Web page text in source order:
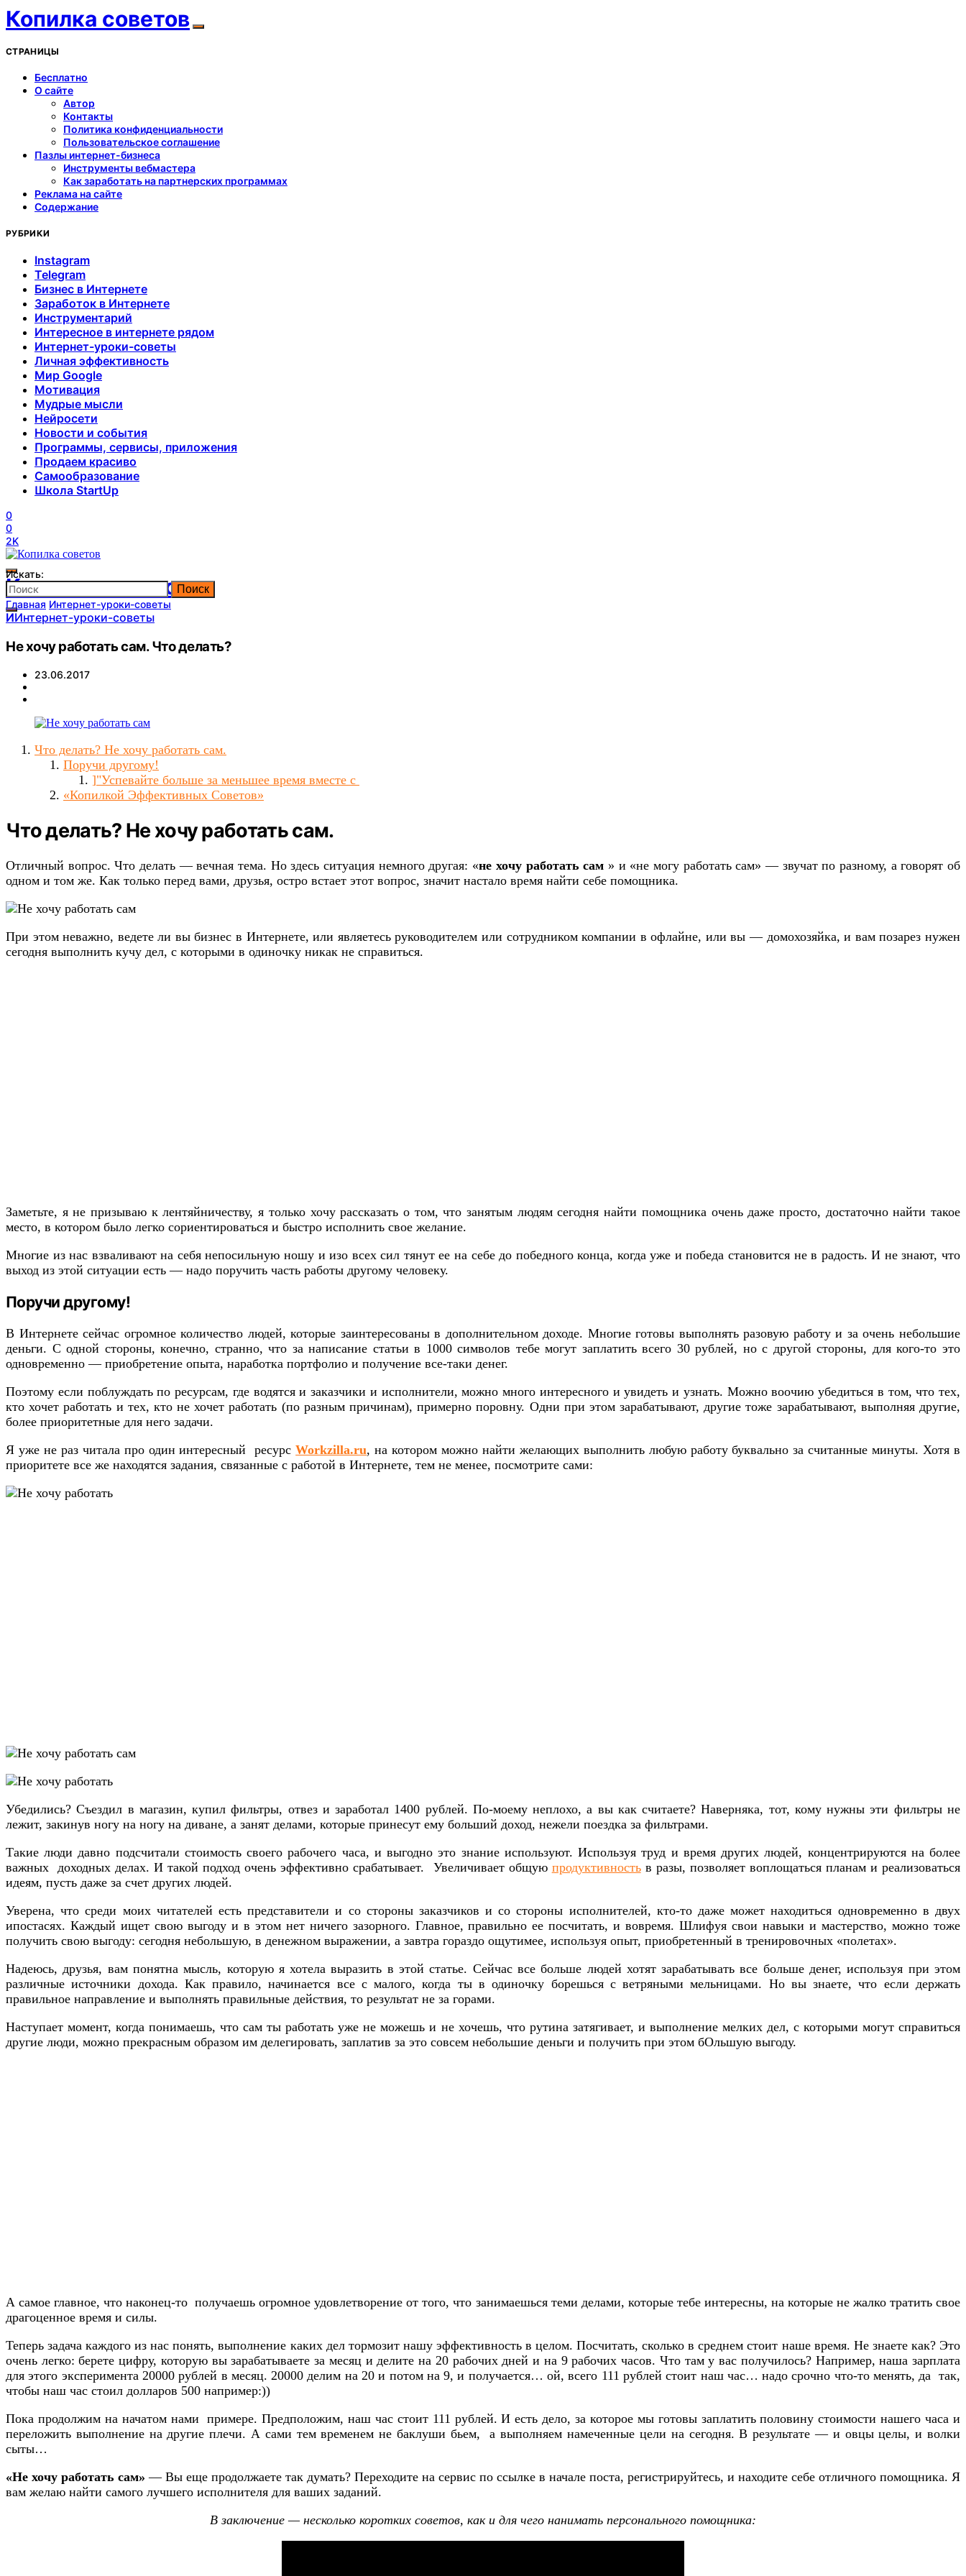
Копилка советов
СТРАНИЦЫ
Бесплатно
О сайте
Автор
Контакты
Политика конфиденциальности
Пользовательское соглашение
Пазлы интернет-бизнеса
Инструменты вебмастера
Как заработать на партнерских программах
Реклама на сайте
Содержание
РУБРИКИ
Instagram
Telegram
Бизнес в Интернете
Заработок в Интернете
Инструментарий
Интересное в интернете рядом
Интернет-уроки-советы
Личная эффективность
Мир Google
Мотивация
Мудрые мысли
Нейросети
Новости и события
Программы, сервисы, приложения
Продаем красиво
Самообразование
Школа StartUp
0
0
2K
Копилка советов
Искать:
Поиск
Главная Интернет-уроки-советы
ИИнтернет-уроки-советы
Не хочу работать сам. Что делать?
23.06.2017
Что делать? Не хочу работать сам.
Поручи другому!
]"Успевайте больше за меньшее время вместе с
«Копилкой Эффективных Советов»
Что делать? Не хочу работать сам.
Отличный вопрос. Что делать — вечная тема. Но здесь ситуация немного другая: «не хочу работать сам » и «не могу работать сам» — звучат по разному, а говорят об
одном и том же. Как только перед вами, друзья, остро встает этот вопрос, значит настало время найти себе помощника.
При этом неважно, ведете ли вы бизнес в Интернете, или являетесь руководителем или сотрудником компании в офлайне, или вы — домохозяйка, и вам позарез нужен
сегодня выполнить кучу дел, с которыми в одиночку никак не справиться.
Заметьте, я не призываю к лентяйничеству, я только хочу рассказать о том, что занятым людям сегодня найти помощника очень даже просто, достаточно найти такое
место, в котором было легко сориентироваться и быстро исполнить свое желание.
Многие из нас взваливают на себя непосильную ношу и изо всех сил тянут ее на себе до победного конца, когда уже и победа становится не в радость. И не знают, что
выход из этой ситуации есть — надо поручить часть работы другому человеку.
Поручи другому!
В Интернете сейчас огромное количество людей, которые заинтересованы в дополнительном доходе. Многие готовы выполнять разовую работу и за очень небольшие
деньги. С одной стороны, конечно, странно, что за написание статьи в 1000 символов тебе могут заплатить всего 30 рублей, но с другой стороны, для кого-то это
одновременно — приобретение опыта, наработка портфолио и получение все-таки денег.
Поэтому если поблуждать по ресурсам, где водятся и заказчики и исполнители, можно много интересного и увидеть и узнать. Можно воочию убедиться в том, что тех,
кто хочет работать и тех, кто не хочет работать (по разным причинам), примерно поровну. Одни при этом зарабатывают, другие тоже зарабатывают, выполняя другие,
более приоритетные для него задачи.
Я уже не раз читала про один интересный ресурсWorkzilla.ru, на котором можно найти желающих выполнить любую работу буквально за считанные минуты. Хотя в
приоритете все же находятся задания, связанные с работой в Интернете, тем не менее, посмотрите сами:
Убедились? Съездил в магазин, купил фильтры, отвез и заработал 1400 рублей. По-моему неплохо, а вы как считаете? Наверняка, тот, кому нужны эти фильтры не
лежит, закинув ногу на ногу на диване, а занят делами, которые принесут ему больший доход, нежели поездка за фильтрами.
Такие люди давно подсчитали стоимость своего рабочего часа, и выгодно это знание используют. Используя труд и время других людей, концентрируются на более
важных доходных делах. И такой подход очень эффективно срабатывает. Увеличивает общую продуктивностьв разы, позволяет воплощаться планам и реализоваться
идеям, пусть даже за счет других людей.
Уверена, что среди моих читателей есть представители и со стороны заказчиков и со стороны исполнителей, кто-то даже может находиться одновременно в двух
ипостасях. Каждый ищет свою выгоду и в этом нет ничего зазорного. Главное, правильно ее посчитать, и вовремя. Шлифуя свои навыки и мастерство, можно тоже
получить свою выгоду: сегодня небольшую, в денежном выражении, а завтра гораздо ощутимее, используя опыт, приобретенный в тренировочных «полетах».
Надеюсь, друзья, вам понятна мысль, которую я хотела выразить в этой статье. Сейчас все больше людей хотят зарабатывать все больше денег, используя при этом
различные источники дохода. Как правило, начинается все с малого, когда ты в одиночку борешься с ветряными мельницами. Но вы знаете, что если держать
правильное направление и выполнять правильные действия, то результат не за горами.
Наступает момент, когда понимаешь, что сам ты работать уже не можешь и не хочешь, что рутина затягивает, и выполнение мелких дел, с которыми могут справиться
другие люди, можно прекрасным образом им делегировать, заплатив за это совсем небольшие деньги и получить при этом бОльшую выгоду.
А самое главное, что наконец-то получаешь огромное удовлетворение от того, что занимаешься теми делами, которые тебе интересны, на которые не жалко тратить свое
драгоценное время и силы.
Теперь задача каждого из нас понять, выполнение каких дел тормозит нашу эффективность в целом. Посчитать, сколько в среднем стоит наше время. Не знаете как? Это
очень легко: берете цифру, которую вы зарабатываете за месяц и делите на 20 рабочих дней и на 9 рабочих часов. Что там у вас получилось? Например, наша зарплата
для этого эксперимента 20000 рублей в месяц. 20000 делим на 20 и потом на 9, и получается… ой, всего 111 рублей стоит наш час… надо срочно что-то менять, да так,
чтобы наш час стоил долларов 500 например:))
Пока продолжим на начатом нами примере. Предположим, наш час стоит 111 рублей. И есть дело, за которое мы готовы заплатить половину стоимости нашего часа и
переложить выполнение на другие плечи. А сами тем временем не баклуши бьем, а выполняем намеченные цели на сегодня. В результате — и овцы целы, и волки
сыты…
«Не хочу работать сам» — Вы еще продолжаете так думать? Переходите на сервис по ссылке в начале поста, регистрируйтесь, и находите себе отличного помощника. Я
вам желаю найти самого лучшего исполнителя для ваших заданий.
В заключение — несколько коротких советов, как и для чего нанимать персонального помощника: